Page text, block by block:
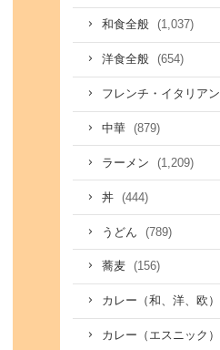
和食全般 (1,037)
洋食全般 (654)
フレンチ・イタリアン
中華 (879)
ラーメン (1,209)
丼 (444)
うどん (789)
蕎麦 (156)
カレー（和、洋、欧）
カレー（エスニック）